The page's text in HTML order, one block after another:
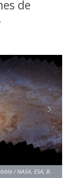
de
/ NASA, ESA, B.
Next